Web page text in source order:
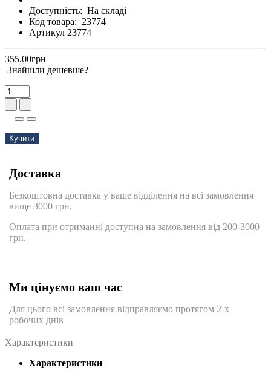
Доступність: На складі
Код товара: 23774
Артикул 23774
355.00грн
Знайшли дешевше?
Купити
Доставка
Безкоштовна доставка у ваше відділення на всі замовлення
вище 3000 грн.
Оплата при отриманні доступна на замовлення від 200-3000
грн.
Ми цінуємо ваш час
Для цього всі замовлення відправляємо протягом 2-х
робочих днів
Характеристики
Характеристики